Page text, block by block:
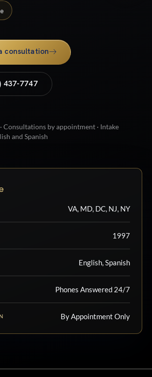
consultation
437-7747
Consultations by appointment · Intake
and Spanish
VA, MD, DC, NJ, NY
1997
English, Spanish
Phones Answered 24/7
By Appointment Only